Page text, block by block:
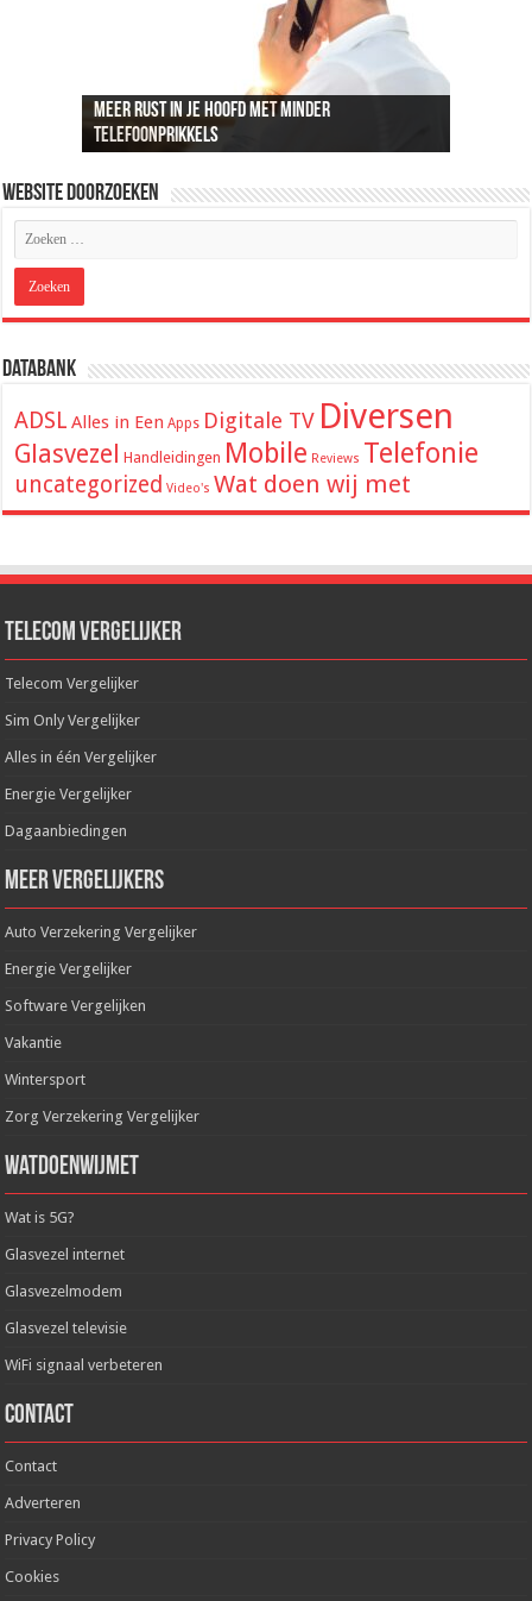
Meer rust in je hoofd met minder
telefoonprikkels
Recreatief doelschieten groeit uit tot een
populaire vrijetijdsbesteding
Loungeset kopen: 9 tips voor het uitzoeken van
de juiste set
De beste audio en beelden thuis: dit heb je
hiervoor nodig
ADSL snelheid uitgelegd: wat je kunt
verwachten van je internetverbinding
Website Doorzoeken
Databank
ADSL Alles in Een Apps Digitale TV Diversen
Glasvezel Handleidingen Mobile Reviews Telefonie
uncategorized Video's Wat doen wij met
Telecom Vergelijker
Telecom Vergelijker
Sim Only Vergelijker
Alles in één Vergelijker
Energie Vergelijker
Dagaanbiedingen
Meer Vergelijkers
Auto Verzekering Vergelijker
Energie Vergelijker
Software Vergelijken
Vakantie
Wintersport
Zorg Verzekering Vergelijker
WatDoenWijMet
Wat is 5G?
Glasvezel internet
Glasvezelmodem
Glasvezel televisie
WiFi signaal verbeteren
Contact
Contact
Adverteren
Privacy Policy
Cookies